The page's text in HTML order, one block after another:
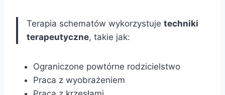
Terapia schematów wykorzystuje techniki
terapeutyczne, takie jak:
Ograniczone powtórne rodzicielstwo
Praca z wyobrażeniem